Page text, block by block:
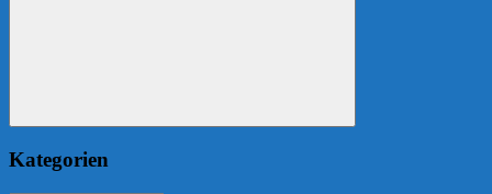
Suchen
Kategorien